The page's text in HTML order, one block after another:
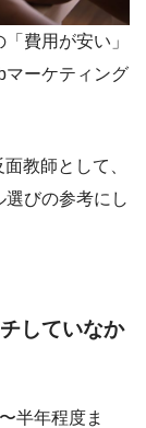
費用が安い」
マーケティング
教師として、
びの参考にし
していなか
半年程度ま